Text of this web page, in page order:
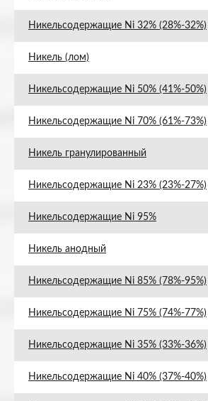
Никельсодержащие Ni 32% (28%-32%)
Никель (лом)
Никельсодержащие Ni 50% (41%-50%)
Никельсодержащие Ni 70% (61%-73%)
Никель гранулированный
Никельсодержащие Ni 23% (23%-27%)
Никельсодержащие Ni 95%
Никель анодный
Никельсодержащие Ni 85% (78%-95%)
Никельсодержащие Ni 75% (74%-77%)
Никельсодержащие Ni 35% (33%-36%)
Никельсодержащие Ni 40% (37%-40%)